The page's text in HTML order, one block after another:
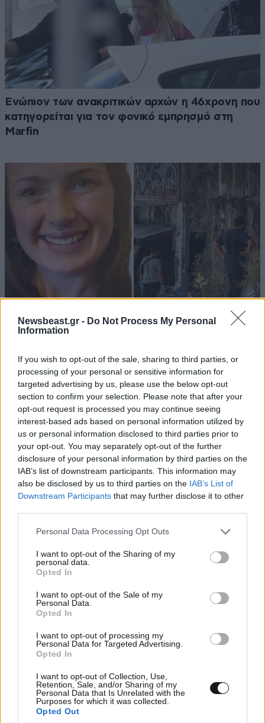
Newsbeast.gr - Do Not Process My Personal
Information
If you wish to opt-out of the sale, sharing to third parties, or
processing of your personal or sensitive information for
targeted advertising by us, please use the below opt-out
section to confirm your selection. Please note that after your
opt-out request is processed you may continue seeing
interest-based ads based on personal information utilized by
us or personal information disclosed to third parties prior to
your opt-out. You may separately opt-out of the further
disclosure of your personal information by third parties on the
IAB’s list of downstream participants. This information may
also be disclosed by us to third parties on the IAB’s List of
Downstream Participants that may further disclose it to other
Please note that this website/app uses one or more Google
not limited to your visit or usage behaviour. You may click to
grant or deny consent to Google and its third-party tags to
use your data for below specified purposes in below Google
consent section.
Personal Data Processing Opt Outs
I want to opt-out of the Sharing of my
personal data.
Opted In
I want to opt-out of the Sale of my
Personal Data.
Opted In
I want to opt-out of processing my
Personal Data for Targeted Advertising.
Opted In
I want to opt-out of Collection, Use,
Retention, Sale, and/or Sharing of my
Personal Data that Is Unrelated with the
Purposes for which it was collected.
Opted Out
Ενώπιον των ανακριτικών αρχών η 46χρονη που
κατηγορείται για τον φονικό εμπρησμό στη
Marfin
βαλίτσα στην Κυψέλη ζητούν οι Αρχές – Ο
ιατρικός φάκελος, η κατάθεση-«κλειδί» και τα
sms
έκρυβε επί χρόνια τη σορό του πατέρα του σε
καταψύκτη – Τα πρώτα του λόγια στους
Ακολουθήστε τοNEWSBEASTστο
και μάθετε πρώτοι όλες τις ειδήσεις